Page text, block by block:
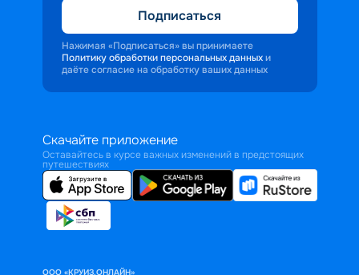
Подписаться
Нажимая «Подписаться» вы принимаете
Политику обработки персональных данных и
даёте согласие на обработку ваших данных
Скачайте приложение
Оставайтесь в курсе важных изменений в предстоящих
путешествиях
ООО «КРУИЗ.ОНЛАЙН»